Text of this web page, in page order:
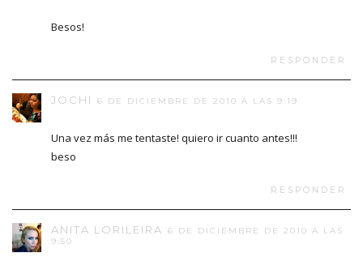
Besos!
RESPONDER
JOCHI 6 DE DICIEMBRE DE 2010 A LAS 9:19
Una vez más me tentaste! quiero ir cuanto antes!!!
beso
RESPONDER
ANITA LORILEIRA
6 DE DICIEMBRE DE 2010 A LAS
9:50